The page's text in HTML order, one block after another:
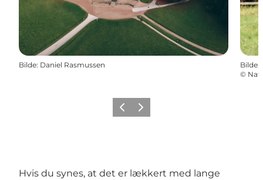
Bilde: Daniel Rasmussen Bilde:
©
ForrigeNeste
Hvis du synes, at det er lækkert med lange